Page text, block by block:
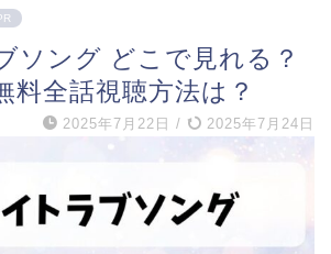
ソング どこで見れる？
料全話視聴方法は？
2025年7月22日 / 2025年7月24日